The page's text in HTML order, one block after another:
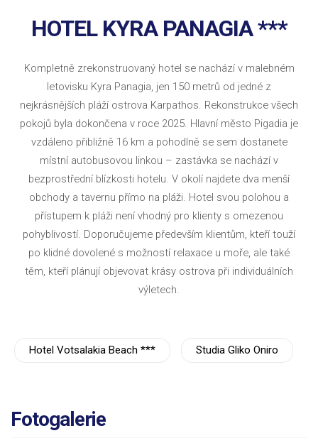
HOTEL KYRA PANAGIA ***
Kompletně zrekonstruovaný hotel se nachází v malebném
letovisku Kyra Panagia, jen 150 metrů od jedné z
nejkrásnějších pláží ostrova Karpathos. Rekonstrukce všech
pokojů byla dokončena v roce 2025. Hlavní město Pigadia je
vzdáleno přibližně 16 km a pohodlně se sem dostanete
místní autobusovou linkou – zastávka se nachází v
bezprostřední blízkosti hotelu. V okolí najdete dva menší
obchody a tavernu přímo na pláži. Hotel svou polohou a
přístupem k pláži není vhodný pro klienty s omezenou
pohyblivostí. Doporučujeme především klientům, kteří touží
po klidné dovolené s možností relaxace u moře, ale také
těm, kteří plánují objevovat krásy ostrova při individuálních
výletech.
Hotel Votsalakia Beach *** Studia Gliko Oniro
Fotogalerie